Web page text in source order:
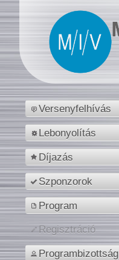
Versenyfelhívás
Lebonyolítás
Díjazás
Szponzorok
Program
Regisztráció
Programbizottság